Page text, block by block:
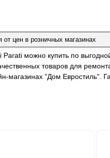
цен в розничных магазинах
можно купить по
товаров для
"Дом Евростиль".